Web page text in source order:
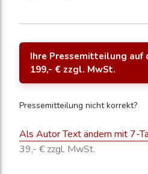
Ihre Pressemitteilung auf
199,- € zzgl. MwSt.
Pressemitteilung nicht korrekt?
Als Autor Text ändern mit 7-
39,- € zzgl. MwSt.